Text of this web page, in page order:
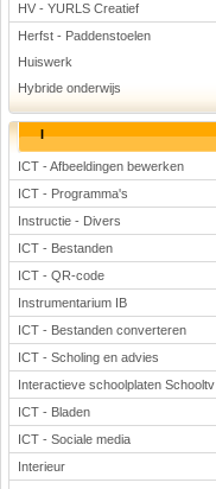
HV - YURLS Creatief
Herfst - Paddenstoelen
Huiswerk
Hybride onderwijs
I
ICT - Afbeeldingen bewerken
ICT - Programma's
Instructie - Divers
ICT - Bestanden
ICT - QR-code
Instrumentarium IB
ICT - Bestanden converteren
ICT - Scholing en advies
Interactieve schoolplaten Schooltv
ICT - Bladen
ICT - Sociale media
Interieur